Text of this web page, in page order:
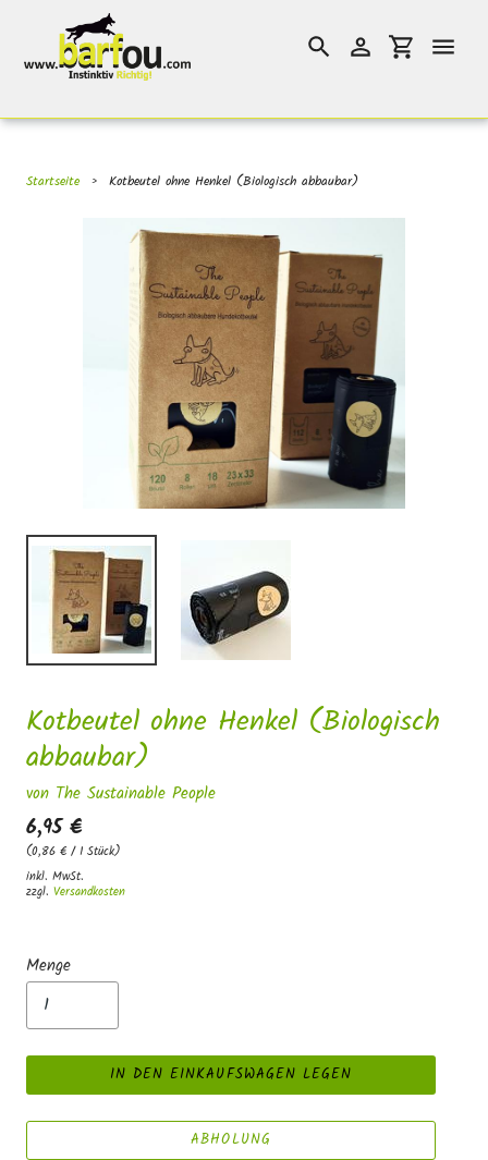
Inhalt
SuchenEinloggen
Startseite › Kotbeutel ohne Henkel (Biologisch abbaubar)
Kotbeutel ohne Henkel (Biologisch
abbaubar)
von The Sustainable People
6,95 €
(0,86 € / 1 Stück)
inkl. MwSt.
zzgl. Versandkosten
Menge
IN DEN EINKAUFSWAGEN LEGEN
ABHOLUNG